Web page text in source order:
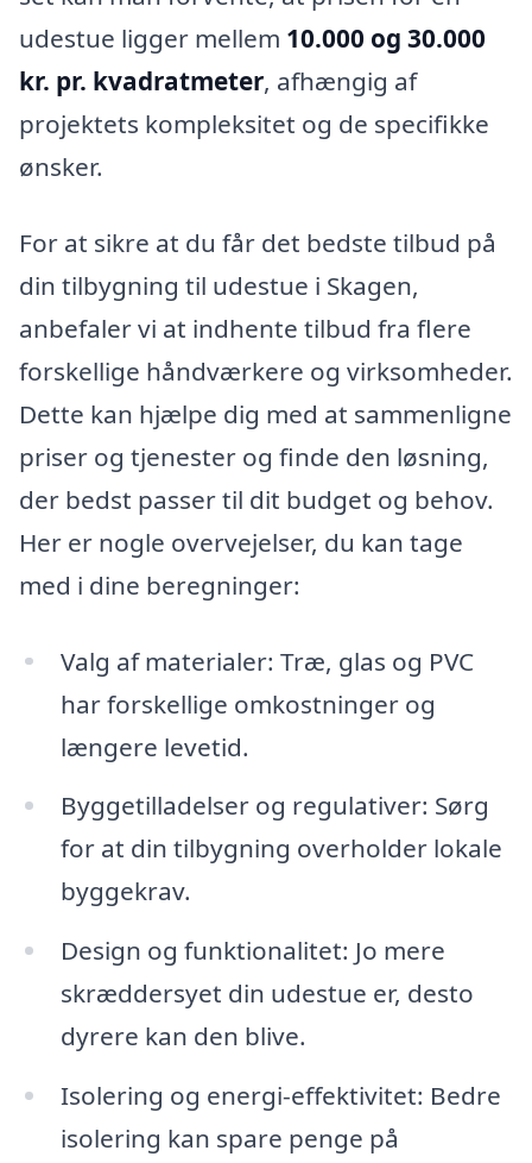
udestue ligger mellem 10.000 og 30.000
kr. pr. kvadratmeter, afhængig af
projektets kompleksitet og de specifikke
ønsker.
For at sikre at du får det bedste tilbud på
din tilbygning til udestue i Skagen,
anbefaler vi at indhente tilbud fra flere
forskellige håndværkere og virksomheder.
Dette kan hjælpe dig med at sammenligne
priser og tjenester og finde den løsning,
der bedst passer til dit budget og behov.
Her er nogle overvejelser, du kan tage
med i dine beregninger:
Valg af materialer: Træ, glas og PVC
har forskellige omkostninger og
længere levetid.
Byggetilladelser og regulativer: Sørg
for at din tilbygning overholder lokale
byggekrav.
Design og funktionalitet: Jo mere
skræddersyet din udestue er, desto
dyrere kan den blive.
Isolering og energi-effektivitet: Bedre
isolering kan spare penge på